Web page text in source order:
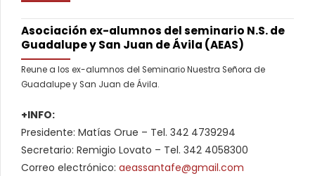
Asociación ex-alumnos del seminario N.S. de
Guadalupe y San Juan de Ávila (AEAS)
Reune a los ex-alumnos del Seminario Nuestra Señora de
Guadalupe y San Juan de Ávila.
+INFO:
Presidente: Matías Orue – Tel. 342 4739294
Secretario: Remigio Lovato – Tel. 342 4058300
Correo electrónico: aeassantafe@gmail.com